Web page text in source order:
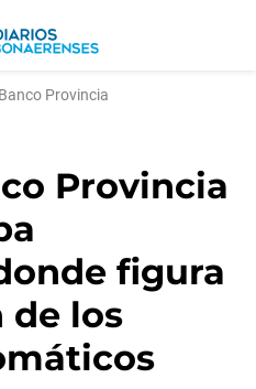
Banco Provincia
Provincia
figura
de los